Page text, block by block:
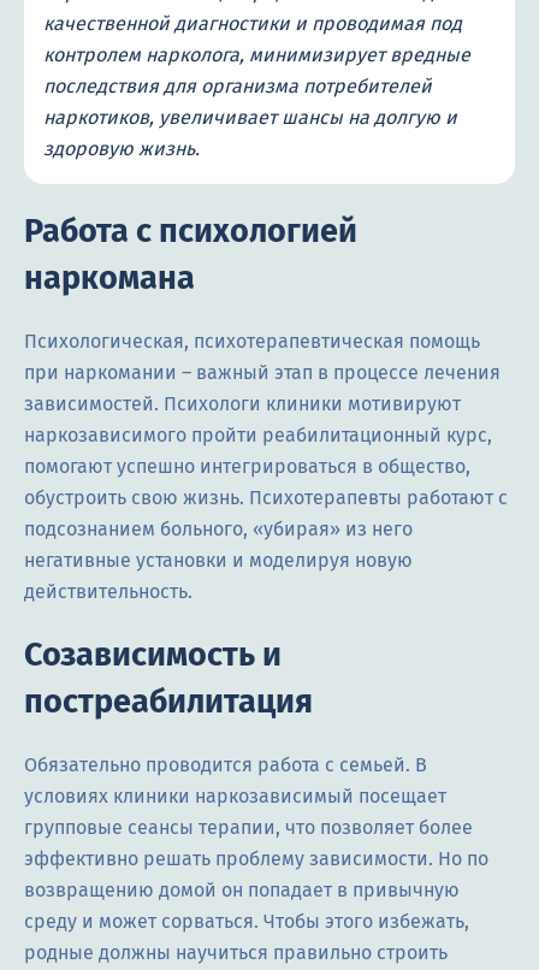
качественной диагностики и проводимая под
контролем нарколога, минимизирует вредные
последствия для организма потребителей
наркотиков, увеличивает шансы на долгую и
здоровую жизнь.
Работа с психологией
наркомана
Психологическая, психотерапевтическая помощь
при наркомании – важный этап в процессе лечения
зависимостей. Психологи клиники мотивируют
наркозависимого пройти реабилитационный курс,
помогают успешно интегрироваться в общество,
обустроить свою жизнь. Психотерапевты работают с
подсознанием больного, «убирая» из него
негативные установки и моделируя новую
действительность.
Созависимость и
постреабилитация
Обязательно проводится работа с семьей. В
условиях клиники наркозависимый посещает
групповые сеансы терапии, что позволяет более
эффективно решать проблему зависимости. Но по
возвращению домой он попадает в привычную
среду и может сорваться. Чтобы этого избежать,
родные должны научиться правильно строить